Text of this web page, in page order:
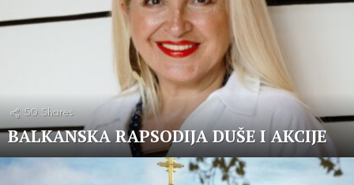
50 Shares
BALKANSKA RAPSODIJA DUŠE I AKCIJE